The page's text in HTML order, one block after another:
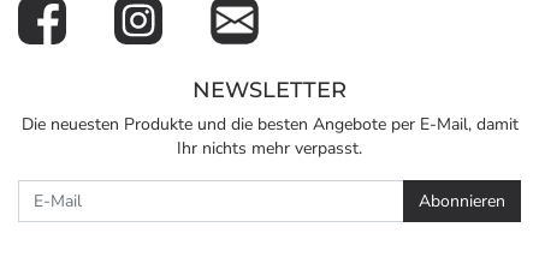
NEWSLETTER
Die neuesten Produkte und die besten Angebote per E-Mail, damit
Ihr nichts mehr verpasst.
Abonnieren